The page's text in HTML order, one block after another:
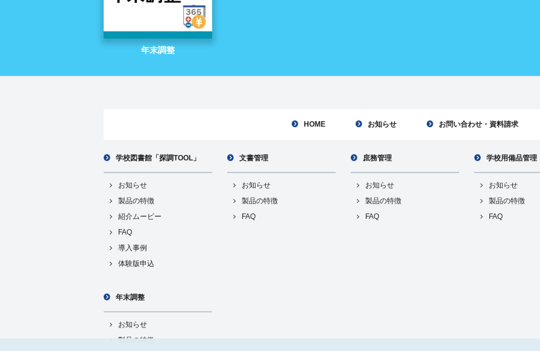
年末調整
HOME お知らせ お問い合わせ・資料請求
学校図書館「探調TOOL」
お知らせ
製品の特徴
紹介ムービー
FAQ
導入事例
体験版申込
文書管理
お知らせ
製品の特徴
FAQ
庶務管理
お知らせ
製品の特徴
FAQ
学校用備品管理
お知らせ
製品の特徴
FAQ
年末調整
お知らせ
製品の特徴